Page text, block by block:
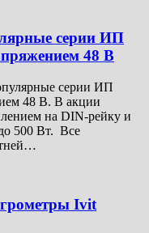
серии ИП
48 В
серии ИП
48 В. В акции
на DIN-рейку и
500 Вт. Все
Ivit